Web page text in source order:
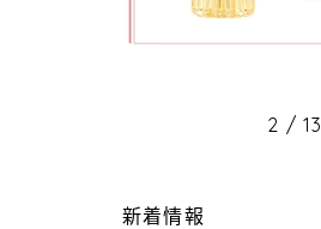
2 / 13
新着情報